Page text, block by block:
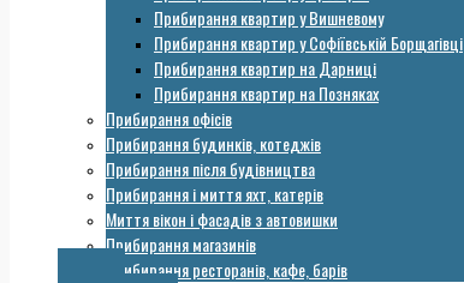
Прибирання квартир у Вишневому
Прибирання квартир у Софіївській Борщагівці
Прибирання квартир на Дарниці
Прибирання квартир на Позняках
Прибирання офісів
Прибирання будинків, котеджів
Прибирання після будівництва
Прибирання і миття яхт, катерів
Миття вікон і фасадів з автовишки
Прибирання магазинів
Прибирання ресторанів, кафе, барів